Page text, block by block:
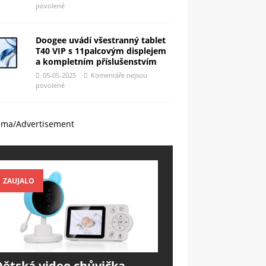
povolené
Doogee uvádí všestranný tablet
T40 VIP s 11palcovým displejem
a kompletním příslušenstvím
05-05-2025
Komentáře nejsou
povolené
Advertisement
ZAUJALO